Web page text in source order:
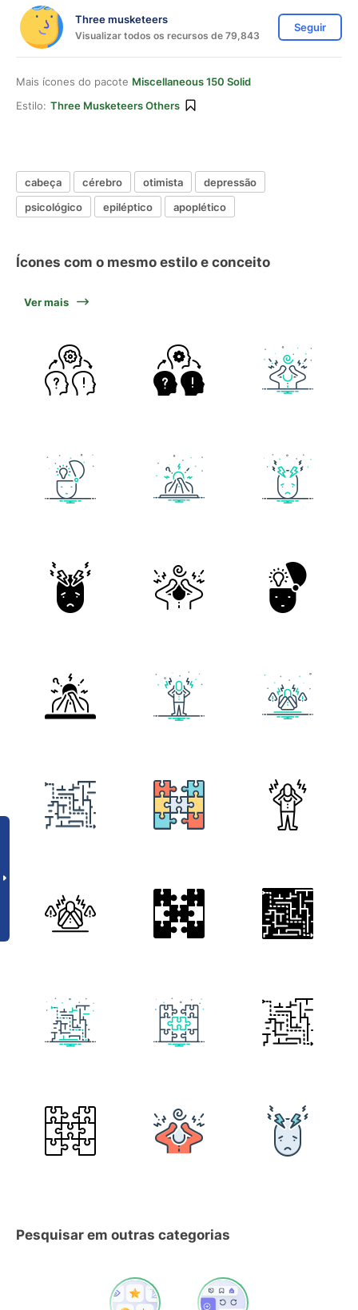
Three musketeers
Visualizar todos os recursos de 79,843
Seguir
Mais ícones do pacote Miscellaneous 150 Solid
Estilo: Three Musketeers Others
cabeça cérebro otimista
depressão
psicológico
epiléptico apoplético
Ícones com o mesmo estilo e conceito
Ver mais
Pesquisar em outras categorias